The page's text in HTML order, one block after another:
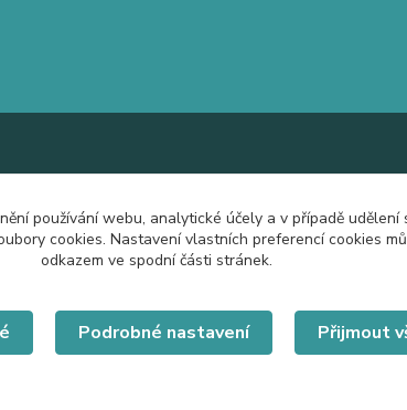
používání webu, analytické účely a v případě
cookies. Nastavení vlastních preferencí cookies
odkazem ve spodní části stránek.
Podrobné nastavení Přijmout